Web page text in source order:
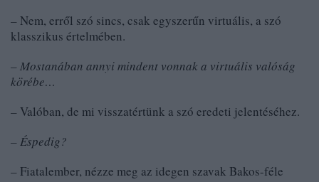
– Nem, erről szó sincs, csak egyszerűn virtuális, a szó
klasszikus értelmében.
– Mostanában annyi mindent vonnak a virtuális valóság
körébe…
– Valóban, de mi visszatértünk a szó eredeti jelentéséhez.
– Éspedig?
– Fiatalember, nézze meg az idegen szavak Bakos-féle